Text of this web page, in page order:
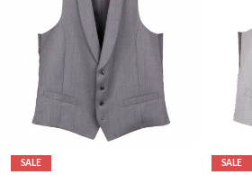
SALE SALE